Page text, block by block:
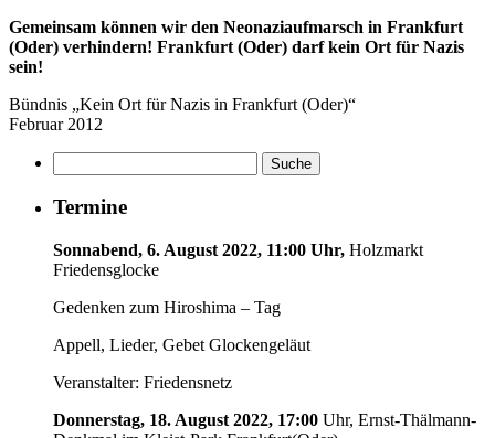
Gemeinsam können wir den Neonaziaufmarsch in Frankfurt
(Oder) verhindern! Frankfurt (Oder) darf kein Ort für Nazis
sein!
Bündnis „Kein Ort für Nazis in Frankfurt (Oder)“
Februar 2012
Termine
Sonnabend, 6. August 2022, 11:00 Uhr, Holzmarkt
Friedensglocke
Gedenken zum Hiroshima – Tag
Appell, Lieder, Gebet Glockengeläut
Veranstalter: Friedensnetz
Donnerstag, 18. August 2022, 17:00 Uhr, Ernst-Thälmann-